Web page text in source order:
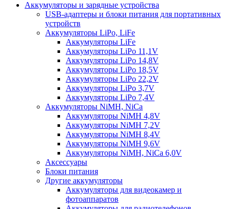
Аккумуляторы и зарядные устройства
USB-адаптеры и блоки питания для портативных
устройств
Аккумуляторы LiPo, LiFe
Аккумуляторы LiFe
Аккумуляторы LiPo 11,1V
Аккумуляторы LiPo 14,8V
Аккумуляторы LiPo 18,5V
Аккумуляторы LiPo 22,2V
Аккумуляторы LiPo 3,7V
Аккумуляторы LiPo 7,4V
Аккумуляторы NiMH, NiCa
Аккумуляторы NiMH 4,8V
Аккумуляторы NiMH 7,2V
Аккумуляторы NiMH 8,4V
Аккумуляторы NiMH 9,6V
Аккумуляторы NiMH, NiCa 6,0V
Аксессуары
Блоки питания
Другие аккумуляторы
Аккумуляторы для видеокамер и
фотоаппаратов